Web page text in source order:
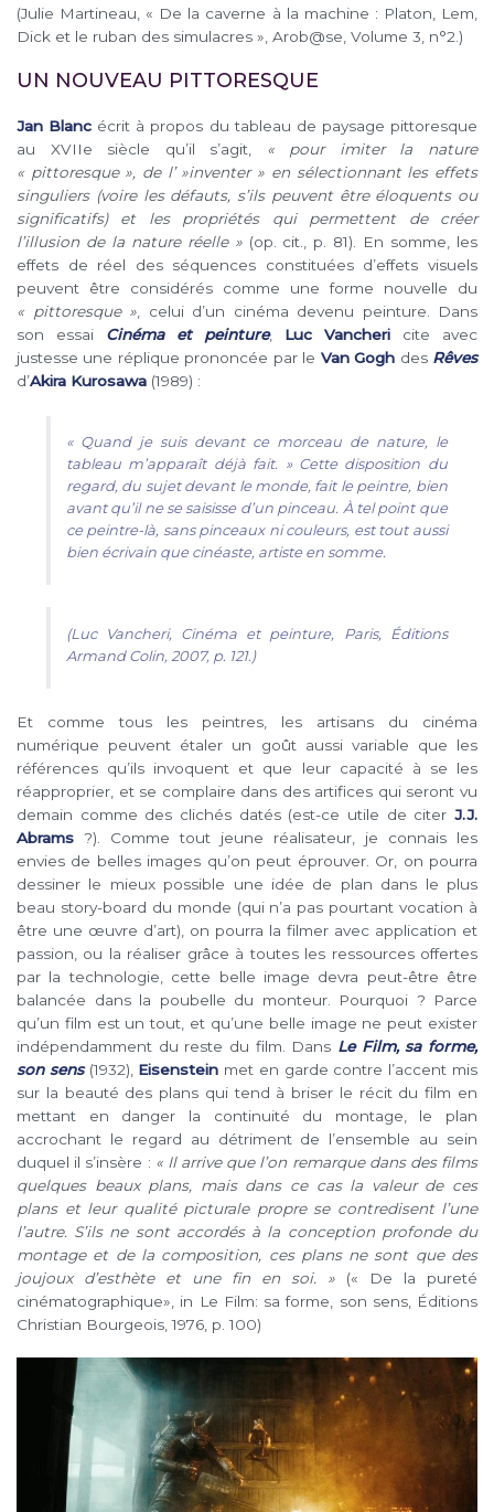
(Julie Martineau, « De la caverne à la machine : Platon, Lem,
Dick et le ruban des simulacres », Arob@se, Volume 3, n°2.)
UN NOUVEAU PITTORESQUE
Jan Blanc écrit à propos du tableau de paysage pittoresque
au XVIIe siècle qu’il s’agit, « pour imiter la nature
« pittoresque », de l’ »inventer » en sélectionnant les effets
singuliers (voire les défauts, s’ils peuvent être éloquents ou
significatifs) et les propriétés qui permettent de créer
l’illusion de la nature réelle»(op. cit., p. 81). En somme, les
effets de réel des séquences constituées d’effets visuels
peuvent être considérés comme une forme nouvelle du
« pittoresque » , celui d’un cinéma devenu peinture. Dans
son essai Cinéma et peinture, Luc Vancheri cite avec
justesse une réplique prononcée par le Van Gogh des Rêves
d’Akira Kurosawa (1989) :
« Quand je suis devant ce morceau de nature, le
tableau m’apparaît déjà fait. » Cette disposition du
regard, du sujet devant le monde, fait le peintre, bien
avant qu’il ne se saisisse d’un pinceau. À tel point que
ce peintre-là, sans pinceaux ni couleurs, est tout aussi
bien écrivain que cinéaste, artiste en somme.
(Luc Vancheri, Cinéma et peinture, Paris, Éditions
Armand Colin, 2007, p. 121.)
Et comme tous les peintres, les artisans du cinéma
numérique peuvent étaler un goût aussi variable que les
références qu’ils invoquent et que leur capacité à se les
réapproprier, et se complaire dans des artifices qui seront vu
demain comme des clichés datés (est-ce utile de citer J.J.
Abrams ?). Comme tout jeune réalisateur, je connais les
envies de belles images qu’on peut éprouver. Or, on pourra
dessiner le mieux possible une idée de plan dans le plus
beau story-board du monde (qui n’a pas pourtant vocation à
être une œuvre d’art), on pourra la filmer avec application et
passion, ou la réaliser grâce à toutes les ressources offertes
par la technologie, cette belle image devra peut-être être
balancée dans la poubelle du monteur. Pourquoi ? Parce
qu’un film est un tout, et qu’une belle image ne peut exister
indépendamment du reste du film. Dans Le Film, sa forme,
son sens(1932), Eisenstein met en garde contre l’accent mis
sur la beauté des plans qui tend à briser le récit du film en
mettant en danger la continuité du montage, le plan
accrochant le regard au détriment de l’ensemble au sein
duquel il s’insère : « Il arrive que l’on remarque dans des films
quelques beaux plans, mais dans ce cas la valeur de ces
plans et leur qualité picturale propre se contredisent l’une
l’autre. S’ils ne sont accordés à la conception profonde du
montage et de la composition, ces plans ne sont que des
joujoux d’esthète et une fin en soi. » (« De la pureté
cinématographique», in Le Film: sa forme, son sens, Éditions
Christian Bourgeois, 1976, p. 100)